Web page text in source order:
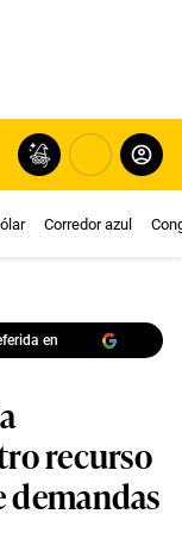
Corredor azul
en
recurso